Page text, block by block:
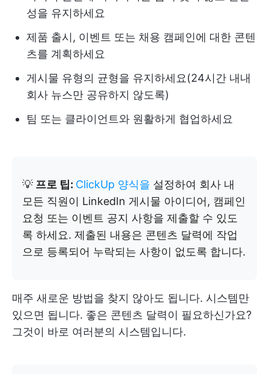
성을 유지하세요
제품 출시, 이벤트 또는 채용 캠페인에 대한 콘텐
츠를 계획하세요
게시물 유형의 균형을 유지하세요(24시간 내내
회사 뉴스만 공유하지 않도록)
팀 또는 클라이언트와 원활하게 협업하세요
💡 프로 팁: ClickUp 양식을 설정하여 회사 내
모든 직원이 LinkedIn 게시물 아이디어, 캠페인
요청 또는 이벤트 공지 사항을 제출할 수 있도
록 하세요. 제출된 내용은 콘텐츠 달력에 작업
으로 등록되어 누락되는 사항이 없도록 합니다.
매주 새로운 방법을 찾지 않아도 됩니다. 시스템만
있으면 됩니다. 좋은 콘텐츠 달력이 필요하신가요?
그것이 바로 여러분의 시스템입니다.